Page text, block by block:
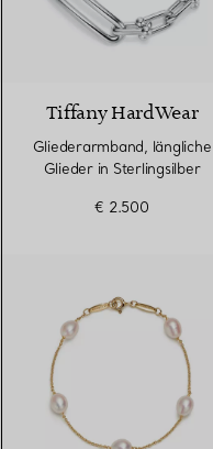
Tiffany HardWear
Gliederarmband, längliche
Glieder in Sterlingsilber
€ 2.500